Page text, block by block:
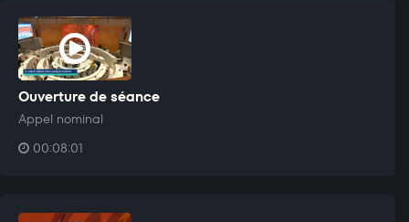
Ouverture de séance
Appel nominal
00:08:01